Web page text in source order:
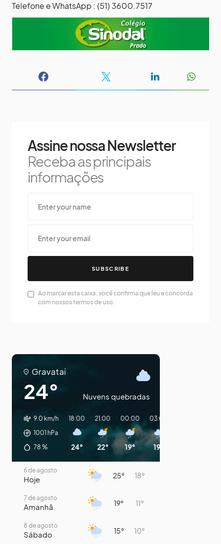
Telefone e WhatsApp : (51) 3600.7517
Assine nossa Newsletter
Receba as principais
informações
SUBSCRIBE
Ao marcar esta caixa, você confirma que leu e concorda
com nossos termos de uso.
Gravataí
24° Nuvens quebradas
9.0 km/h
1001 hPa
78 %
18:00
24°
21:00
22°
00:00
19°
03:00
19°
6 de agosto
Hoje 25° 18°
7 de agosto
Amanhã 19° 11°
8 de agosto
Sábado 15° 10°